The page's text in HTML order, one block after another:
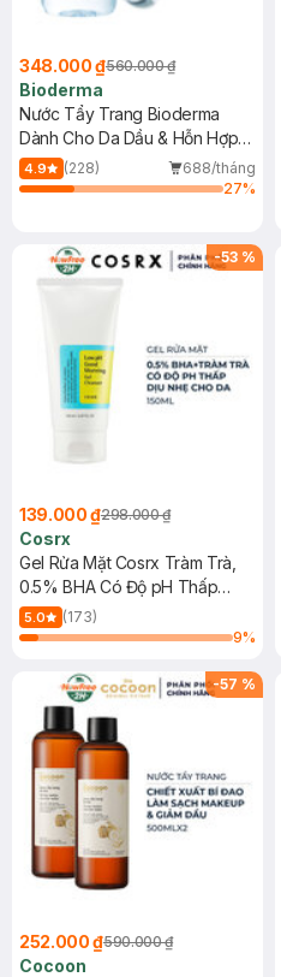
348.000 ₫560.000 ₫
Bioderma
Nước Tẩy Trang Bioderma
Dành Cho Da Dầu & Hỗn Hợp
500ml
4.9 (228)
688/tháng
27%
-53 %
139.000 ₫298.000 ₫
Cosrx
Gel Rửa Mặt Cosrx Tràm Trà,
0.5% BHA Có Độ pH Thấp
150ml
5.0
(173)
9%
-57 %
252.000 ₫590.000 ₫
Cocoon